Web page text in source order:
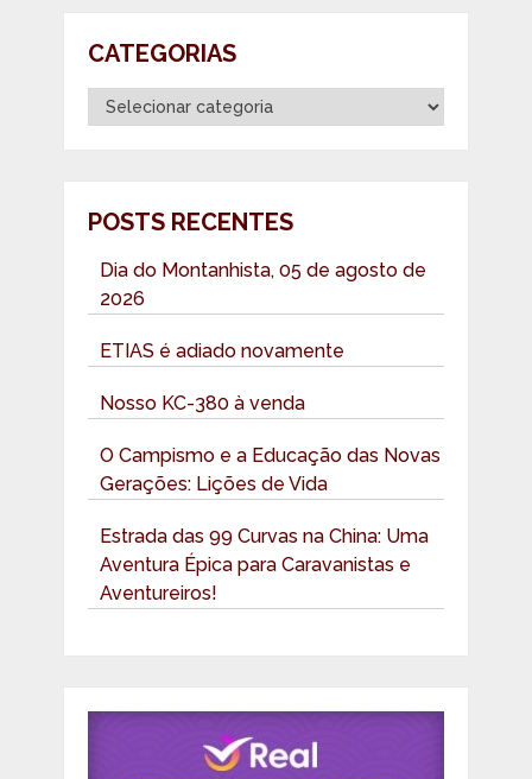
CATEGORIAS
Categorias
POSTS RECENTES
Dia do Montanhista, 05 de agosto de
2026
ETIAS é adiado novamente
Nosso KC-380 à venda
O Campismo e a Educação das Novas
Gerações: Lições de Vida
Estrada das 99 Curvas na China: Uma
Aventura Épica para Caravanistas e
Aventureiros!